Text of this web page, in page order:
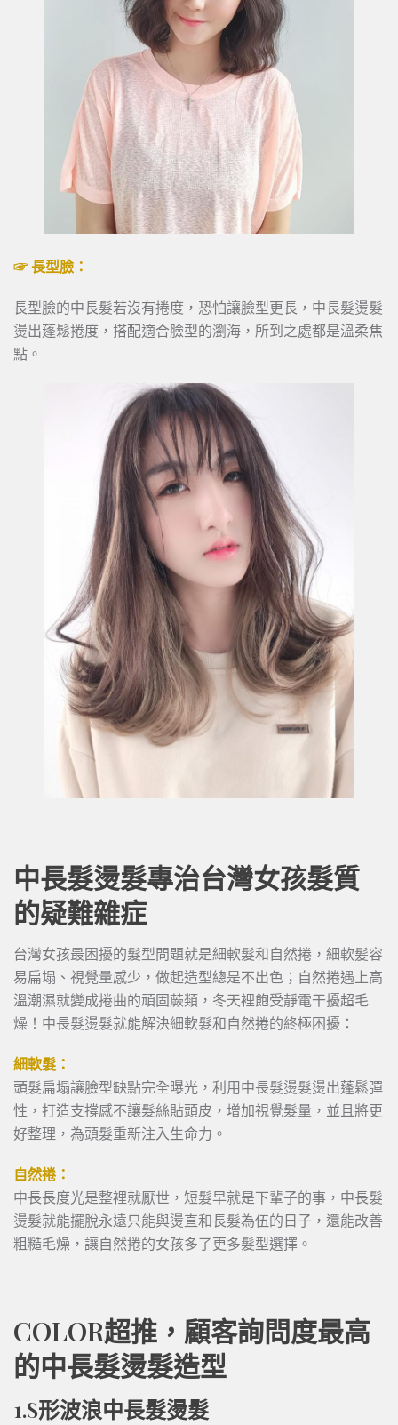
☞ 長型臉：
長型臉的中長髮若沒有捲度，恐怕讓臉型更長，中長髮燙髮
燙出蓬鬆捲度，搭配適合臉型的瀏海，所到之處都是溫柔焦
點。
中長髮燙髮專治台灣女孩髮質
的疑難雜症
台灣女孩最困擾的髮型問題就是細軟髮和自然捲，細軟髪容
易扁塌、視覺量感少，做起造型總是不出色；自然捲遇上高
溫潮濕就變成捲曲的頑固蕨類，冬天裡飽受靜電干擾超毛
燥！中長髮燙髮就能解決細軟髮和自然捲的終極困擾：
細軟髮：
頭髮扁塌讓臉型缺點完全曝光，利用中長髮燙髮燙出蓬鬆彈
性，打造支撐感不讓髮絲貼頭皮，增加視覺髮量，並且將更
好整理，為頭髮重新注入生命力。
自然捲：
中長長度光是整裡就厭世，短髮早就是下輩子的事，中長髮
燙髮就能擺脫永遠只能與燙直和長髮為伍的日子，還能改善
粗糙毛燥，讓自然捲的女孩多了更多髮型選擇。
COLOR超推，顧客詢問度最高
的中長髮燙髮造型
1.S形波浪中長髮燙髮